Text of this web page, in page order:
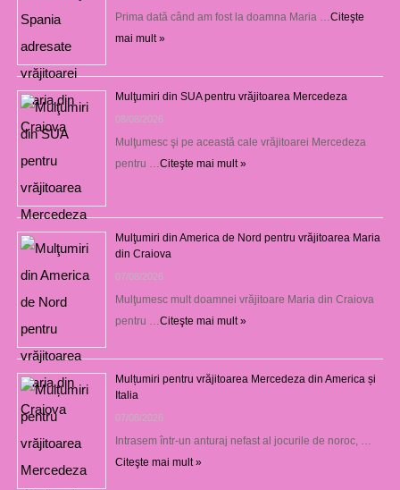
Prima dată când am fost la doamna Maria … Citeşte
mai mult »
Mulţumiri din SUA pentru vrăjitoarea Mercedeza
08/08/2026
Mulţumesc şi pe această cale vrăjitoarei Mercedeza
pentru … Citeşte mai mult »
Mulţumiri din America de Nord pentru vrăjitoarea Maria
din Craiova
07/08/2026
Mulţumesc mult doamnei vrăjitoare Maria din Craiova
pentru … Citeşte mai mult »
Mulțumiri pentru vrăjitoarea Mercedeza din America și
Italia
07/08/2026
Intrasem într-un anturaj nefast al jocurile de noroc, …
Citeşte mai mult »